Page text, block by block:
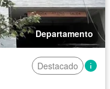
Departamento
Destacado